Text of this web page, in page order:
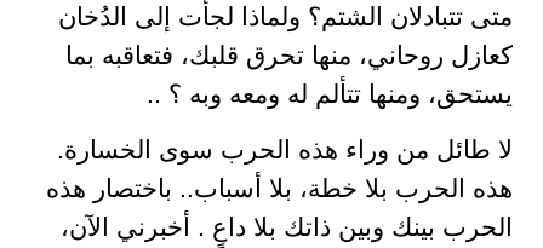
متى تتبادلان الشتم؟ ولماذا لجأت إلى الدُخان
كعازل روحاني، منها تحرق قلبك، فتعاقبه بما
يستحق، ومنها تتألم له ومعه وبه ؟ ..
لا طائل من وراء هذه الحرب سوى الخسارة.
هذه الحرب بلا خطة، بلا أسباب.. باختصار هذه
الحرب بينك وبين ذاتك بلا داعٍ . أخبرني الآن،